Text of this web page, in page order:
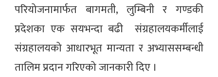
परियोजनामार्फत बागमती, लुम्बिनी र गण्डकी
प्रदेशका एक सयभन्दा बढी संग्रहालयकर्मीलाई
संग्रहालयको आधारभूत मान्यता र अभ्याससम्बन्धी
तालिम प्रदान गरिएको जानकारी दिए ।